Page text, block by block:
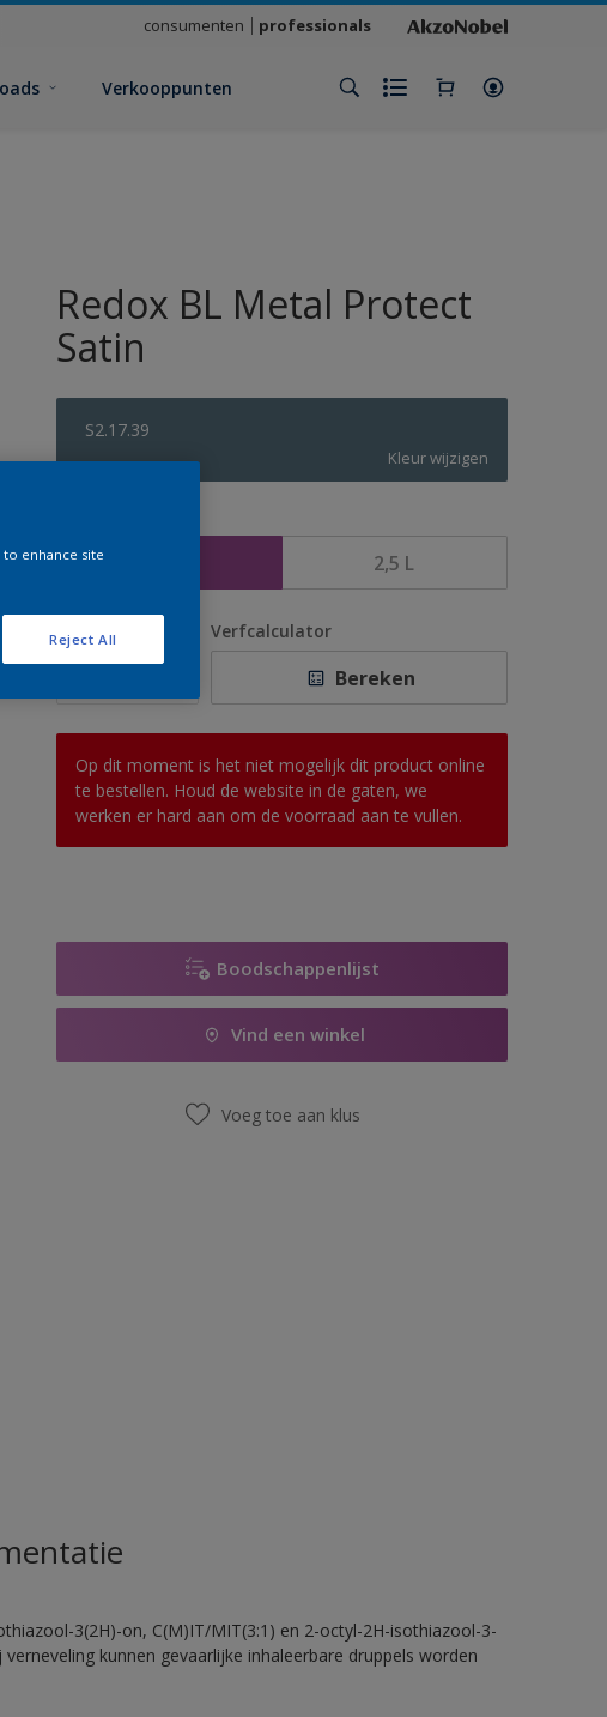
consumenten professionals
Verkooppunten
Redox BL Metal Protect
Satin
S2.17.39
Kleur wijzigen
2,5 L
Aantal Verfcalculator
Bereken
Op dit moment is het niet mogelijk dit product online
te bestellen. Houd de website in de gaten, we
werken er hard aan om de voorraad aan te vullen.
Boodschappenlijst
Vind een winkel
Voeg toe aan klus
3(2H)-on, C(M)IT/MIT(3:1) en 2-octyl-2H-isothiazool-3-
kunnen gevaarlijke inhaleerbare druppels worden
enhance site
Reject All